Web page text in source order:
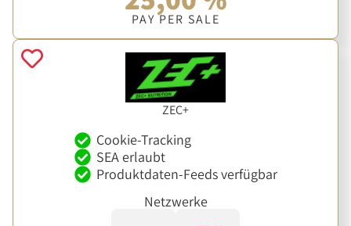
PAY PER SALE
ZEC+
Cookie-Tracking
SEA erlaubt
Produktdaten-Feeds verfügbar
Netzwerke